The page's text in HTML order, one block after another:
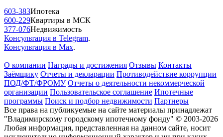
603-383Ипотека
600-229Квартиры в МСК
377-076Недвижимость
Консультация в Telegram.
Консультация в Max.
О компании Награды и достижения Отзывы Контакты
Заёмщику Отчеты и декларации Противодействие коррупции
ПОД/ФТ/ФРОМУ Отчеты о деятельности некоммерческой
организации Пользовательское соглашение Ипотечные
программы Поиск и подбор недвижимости Партнеры
Все права на публикуемые на сайте материалы принадлежат
"Владимирскому городскому ипотечному фонду" © 2003-2026
Любая информация, представленная на данном сайте, носит